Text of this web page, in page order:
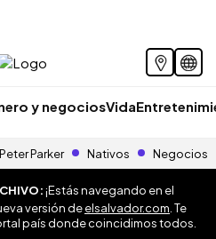
y negociosVida
Peter Parker Nativos Negocios
¡Estás navegando en el
versión deelsalvador.com . Te
país donde coincidimos todos.